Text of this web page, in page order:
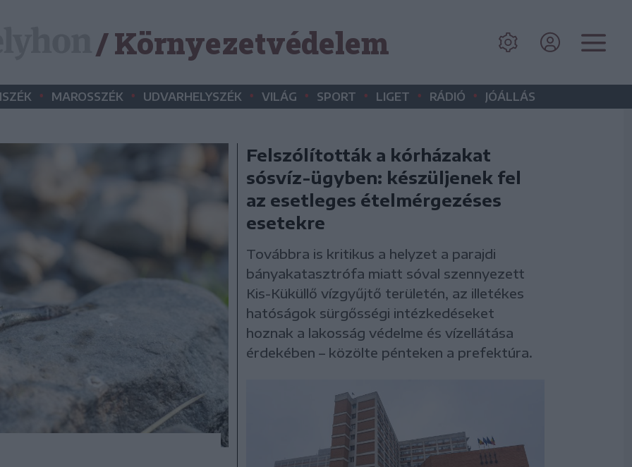
/ Környezetvédelem
• MAROSSZÉK • UDVARHELYSZÉK • VILÁG • SPORT • LIGET • RÁDIÓ • JÓÁLLÁS
Felszólították a kórházakat
sósvíz-ügyben: készüljenek fel
az esetleges ételmérgezéses
esetekre
Továbbra is kritikus a helyzet a parajdi
bányakatasztrófa miatt sóval szennyezett
Kis-Küküllő vízgyűjtő területén, az illetékes
hatóságok sürgősségi intézkedéseket
hoznak a lakosság védelme és vízellátása
érdekében – közölte pénteken a prefektúra.